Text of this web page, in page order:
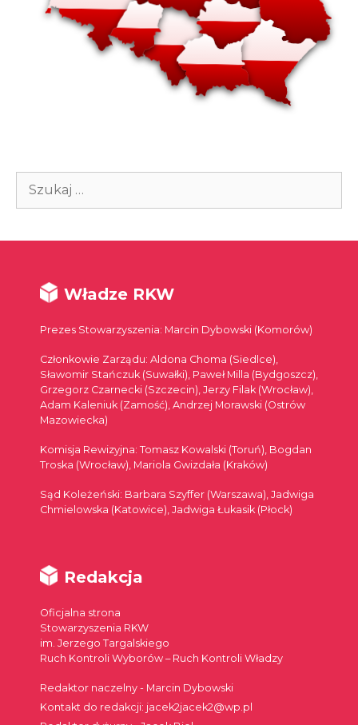
Szukaj:
Władze RKW
Prezes Stowarzyszenia: Marcin Dybowski (Komorów)
Członkowie Zarządu: Aldona Choma (Siedlce),
Sławomir Stańczuk (Suwałki), Paweł Milla (Bydgoszcz),
Grzegorz Czarnecki (Szczecin), Jerzy Filak (Wrocław),
Adam Kaleniuk (Zamość), Andrzej Morawski (Ostrów
Mazowiecka)
Komisja Rewizyjna: Tomasz Kowalski (Toruń), Bogdan
Troska (Wrocław), Mariola Gwizdała (Kraków)
Sąd Koleżeński: Barbara Szyffer (Warszawa), Jadwiga
Chmielowska (Katowice), Jadwiga Łukasik (Płock)
Redakcja
Oficjalna strona
Stowarzyszenia RKW
im. Jerzego Targalskiego
Ruch Kontroli Wyborów – Ruch Kontroli Władzy
Redaktor naczelny - Marcin Dybowski
Kontakt do redakcji: jacek2jacek2@wp.pl